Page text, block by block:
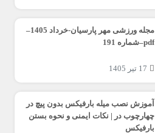
مجله ورزشی مهر پارسیان-خرداد 1405–
pdf–شماره 191
17 تیر 1405
آموزش نصب میله بارفیکس بدون پیچ در
چهارچوب در | نکات ایمنی و نحوه بستن
بارفیکس